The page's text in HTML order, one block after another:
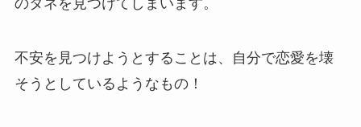
不安を見つけようとすることは、自分で恋愛を壊
そうとしているようなもの！